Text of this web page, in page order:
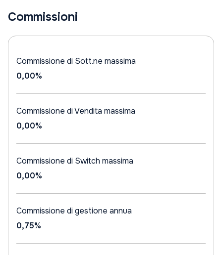
Commissioni
Commissione di Sott.ne massima
0,00%
Commissione di Vendita massima
0,00%
Commissione di Switch massima
0,00%
Commissione di gestione annua
0,75%